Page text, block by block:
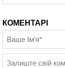
КОМЕНТАРІ